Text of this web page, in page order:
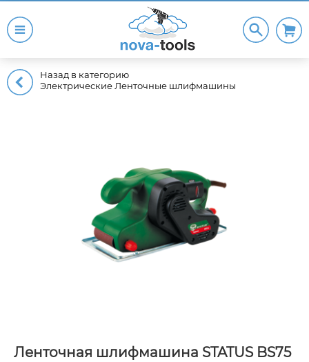
Назад в категорию
Электрические Ленточные шлифмашины
Ленточная шлифмашина STATUS BS75